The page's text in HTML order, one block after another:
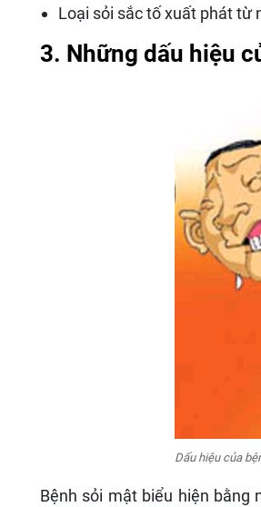
Loại sỏi sắc tố xuất phát từ
3. Những dấu hiệu
Dấu hiệu của
Bệnh sỏi mật biểu hiện bằng